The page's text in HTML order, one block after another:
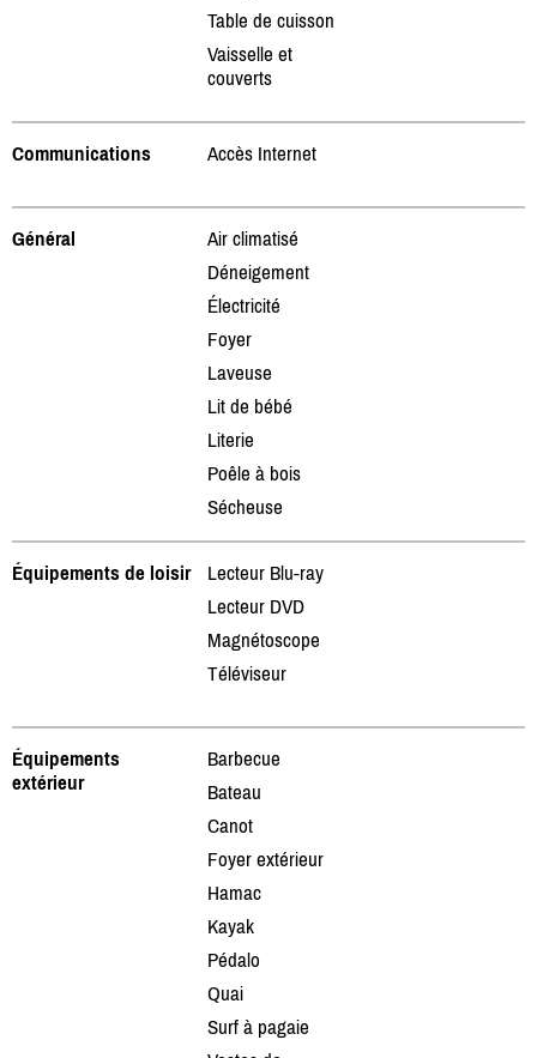
Table de cuisson
Vaisselle et
couverts
Communications Accès Internet
Général
Air climatisé
Déneigement
Électricité
Foyer
Laveuse
Lit de bébé
Literie
Poêle à bois
Sécheuse
Équipements de loisir
Lecteur Blu-ray
Lecteur DVD
Magnétoscope
Téléviseur
Équipements
extérieur
Barbecue
Bateau
Canot
Foyer extérieur
Hamac
Kayak
Pédalo
Quai
Surf à pagaie